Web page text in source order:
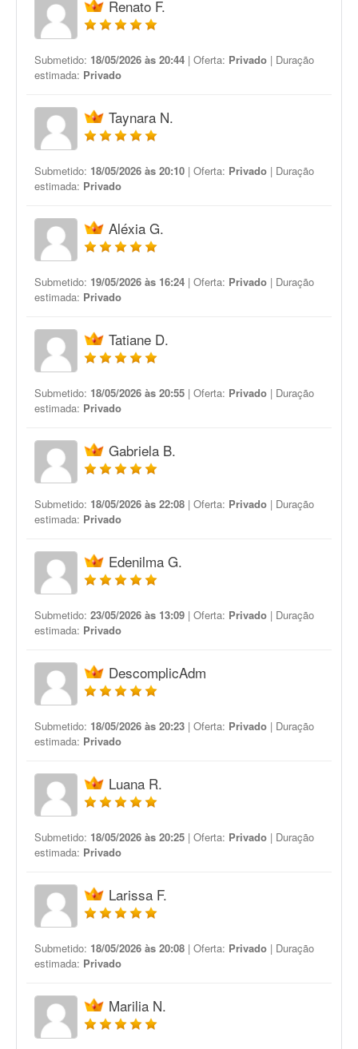
Renato F.
Submetido: 18/05/2026 às 20:44 | Oferta: Privado | Duração
estimada: Privado
Taynara N.
Submetido: 18/05/2026 às 20:10 | Oferta: Privado | Duração
estimada: Privado
Aléxia G.
Submetido: 19/05/2026 às 16:24 | Oferta: Privado | Duração
estimada: Privado
Tatiane D.
Submetido: 18/05/2026 às 20:55 | Oferta: Privado | Duração
estimada: Privado
Gabriela B.
Submetido: 18/05/2026 às 22:08 | Oferta: Privado | Duração
estimada: Privado
Edenilma G.
Submetido: 23/05/2026 às 13:09 | Oferta: Privado | Duração
estimada: Privado
DescomplicAdm
Submetido: 18/05/2026 às 20:23 | Oferta: Privado | Duração
estimada: Privado
Luana R.
Submetido: 18/05/2026 às 20:25 | Oferta: Privado | Duração
estimada: Privado
Larissa F.
Submetido: 18/05/2026 às 20:08 | Oferta: Privado | Duração
estimada: Privado
Marilia N.